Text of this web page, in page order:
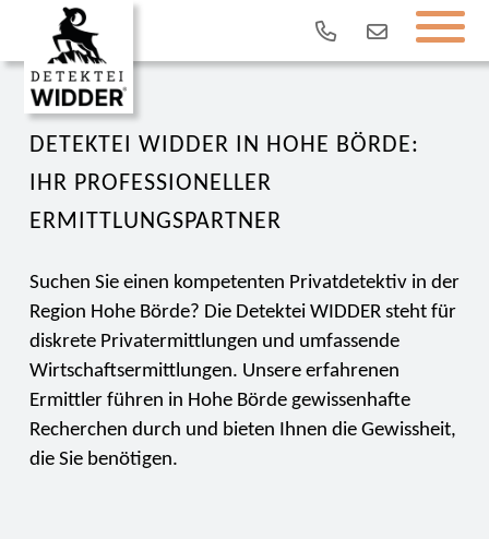
DETEKTEI WIDDER IN HOHE BÖRDE:
IHR PROFESSIONELLER
ERMITTLUNGSPARTNER
Suchen Sie einen kompetenten Privatdetektiv in der
Region Hohe Börde? Die Detektei WIDDER steht für
diskrete Privatermittlungen und umfassende
Wirtschaftsermittlungen. Unsere erfahrenen
Ermittler führen in Hohe Börde gewissenhafte
Recherchen durch und bieten Ihnen die Gewissheit,
die Sie benötigen.